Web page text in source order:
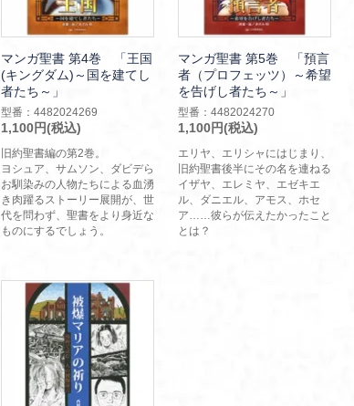
マンガ聖書 第4巻 「王国
(キングダム)～国を建てし
者たち～」
型番：4482024269
1,100円(税込)
旧約聖書編の第2巻。
ヨシュア、サムソン、ダビデら
お馴染みの人物たちによる血湧
き肉躍るストーリー展開が、世
代を問わず、聖書をより身近な
ものにするでしょう。
マンガ聖書 第5巻 「預言
者（プロフェッツ）～希望
を告げし者たち～」
型番：4482024270
1,100円(税込)
エリヤ、エリシャにはじまり、
旧約聖書後半にその名を連ねる
イザヤ、エレミヤ、エゼキエ
ル、ダニエル、アモス、ホセ
ア……彼らが伝えたかったこと
とは？